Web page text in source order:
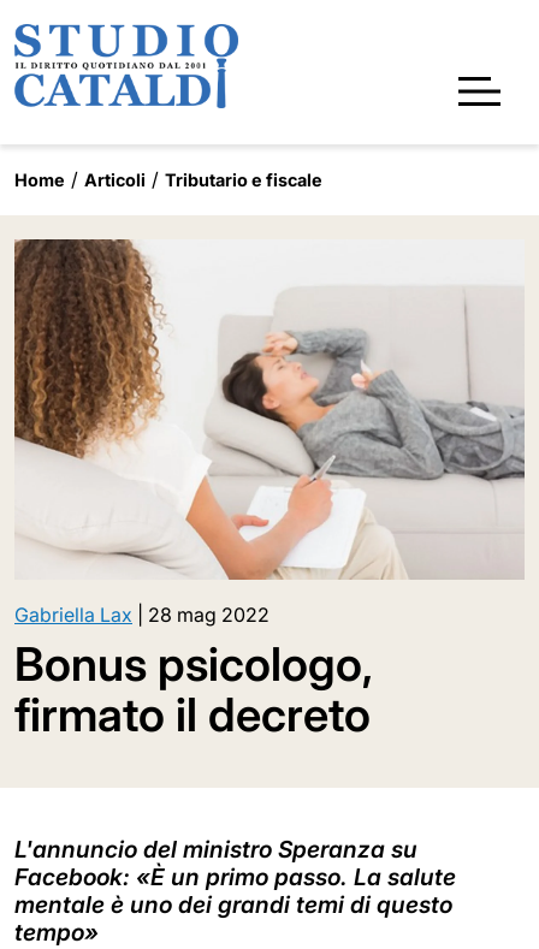
Home Articoli Tributario e fiscale
Gabriella Lax 28 mag 2022
Bonus psicologo,
firmato il decreto
L'annuncio del ministro Speranza su
Facebook: «È un primo passo. La salute
mentale è uno dei grandi temi di questo
tempo»